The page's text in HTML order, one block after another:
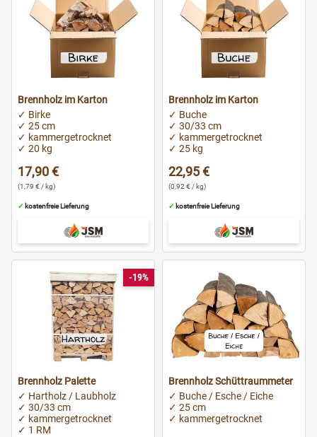
Brennholz im Karton
✓ Birke
✓ 25 cm
✓ kammergetrocknet
✓ 20 kg
17,90 €
(1,79 € / kg)
✓ kostenfreie Lieferung
Brennholz im Karton
✓ Buche
✓ 30/33 cm
✓ kammergetrocknet
✓ 25 kg
22,95 €
(0,92 € / kg)
✓ kostenfreie Lieferung
-19%
Brennholz Palette
✓ Hartholz / Laubholz
✓ 30/33 cm
✓ kammergetrocknet
✓ 1 RM
Brennholz Schüttraummeter
✓ Buche / Esche / Eiche
✓ 25 cm
✓ kammergetrocknet